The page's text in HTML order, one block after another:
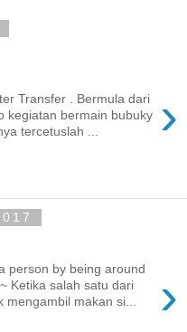
›
Transfer . Bermula dari
kegiatan bermain bubuky
tercetuslah ...
›
person by being around
Ketika salah satu dari
mengambil makan si...